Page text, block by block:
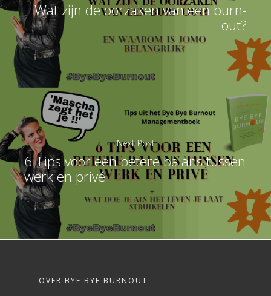
Wat zijn de oorzaken van een burn-
out?
Next Post
6 Tips voor een betere balans tussen
werk en privé
OVER BYE BYE BURNOUT